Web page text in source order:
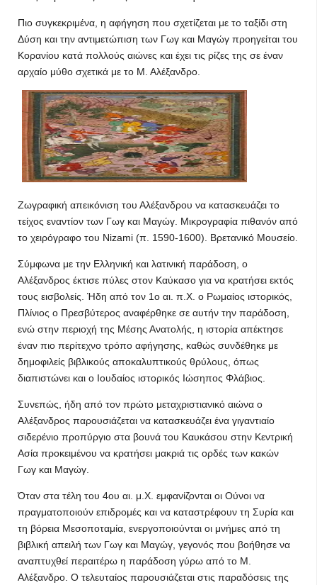
Πιο συγκεκριμένα, η αφήγηση που σχετίζεται με το ταξίδι στη
Δύση και την αντιμετώπιση των Γωγ και Μαγώγ προηγείται του
Κορανίου κατά πολλούς αιώνες και έχει τις ρίζες της σε έναν
αρχαίο μύθο σχετικά με το Μ. Αλέξανδρο.
Ζωγραφική απεικόνιση του Αλέξανδρου να κατασκευάζει το
τείχος εναντίον των Γωγ και Μαγώγ. Μικρογραφία πιθανόν από
το χειρόγραφο του Nizami (π. 1590-1600). Βρετανικό Μουσείο.
Σύμφωνα με την Ελληνική και λατινική παράδοση, ο
Αλέξανδρος έκτισε πύλες στον Καύκασο για να κρατήσει εκτός
τους εισβολείς. Ήδη από τον 1ο αι. π.Χ. ο Ρωμαίος ιστορικός,
Πλίνιος ο Πρεσβύτερος αναφέρθηκε σε αυτήν την παράδοση,
ενώ στην περιοχή της Μέσης Ανατολής, η ιστορία απέκτησε
έναν πιο περίτεχνο τρόπο αφήγησης, καθώς συνδέθηκε με
δημοφιλείς βιβλικούς αποκαλυπτικούς θρύλους, όπως
διαπιστώνει και ο Ιουδαίος ιστορικός Ιώσηπος Φλάβιος.
Συνεπώς, ήδη από τον πρώτο μεταχριστιανικό αιώνα ο
Αλέξανδρος παρουσιάζεται να κατασκευάζει ένα γιγαντιαίο
σιδερένιο προπύργιο στα βουνά του Καυκάσου στην Κεντρική
Ασία προκειμένου να κρατήσει μακριά τις ορδές των κακών
Γωγ και Μαγώγ.
Όταν στα τέλη του 4ου αι. μ.Χ. εμφανίζονται οι Ούνοι να
πραγματοποιούν επιδρομές και να καταστρέφουν τη Συρία και
τη βόρεια Μεσοποταμία, ενεργοποιούνται οι μνήμες από τη
βιβλική απειλή των Γωγ και Μαγώγ, γεγονός που βοήθησε να
αναπτυχθεί περαιτέρω η παράδοση γύρω από το Μ.
Αλέξανδρο. Ο τελευταίος παρουσιάζεται στις παραδόσεις της